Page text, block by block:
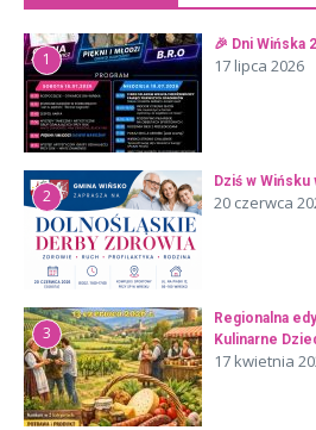
1
🎉 Dni Wińska
17 lipca 2026
2
Dziś w
20 czerwca
3
Regionalna
Kulinarne
17 kwietnia